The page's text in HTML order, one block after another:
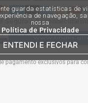
guarda estatísticas de
de navegação,
nossa
Política de Privacidade
ENTENDI E FECHAR
Seguro e Reconhecimento
pagamento exclusivos para